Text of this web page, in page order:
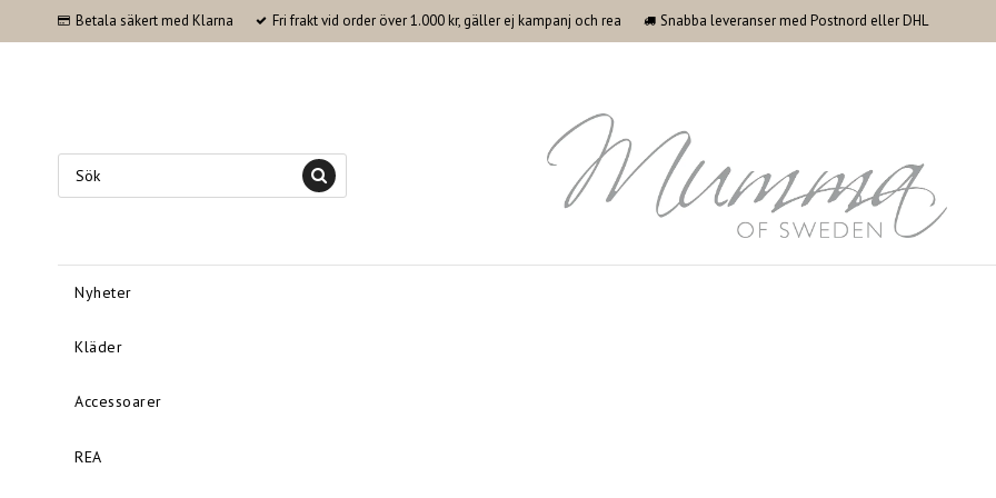
Betala säkert med Klarna Fri frakt vid order över 1.000 kr, gäller ej kampanj och rea Snabba leveranser med Postnord eller DHL
Nyheter
Kläder
Accessoarer
REA